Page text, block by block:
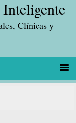
Clínicas y